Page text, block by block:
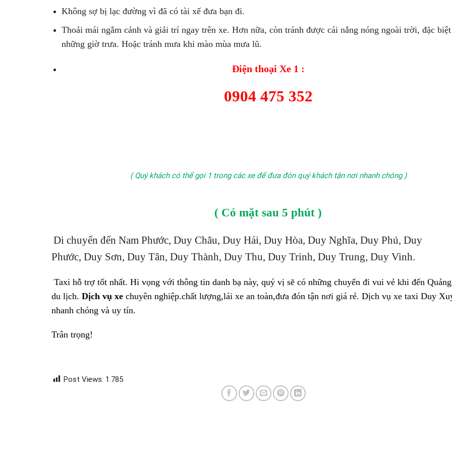
Không sợ bị lạc đường vì đã có tài xế đưa bạn đi.
Thoải mái ngắm cảnh và giải trí ngay trên xe. Hơn nữa, còn tránh được cái nắng nóng ngoài trời, đặc
những giờ trưa. Hoặc tránh mưa khi mào mùa mưa lũ.
Điện thoại Xe 1 :
0904 475 352
( Quý khách có thể gọi 1 trong các xe để đưa đón quý khách tận nơi nhanh chóng )
( Có mặt sau 5 phút )
Di chuyển đến Nam Phước, Duy Châu, Duy Hải, Duy Hòa, Duy Nghĩa, Duy Phú, Duy
Phước, Duy Sơn, Duy Tân, Duy Thành, Duy Thu, Duy Trinh, Duy Trung, Duy Vinh.
Taxi hỗ trợ tốt nhất. Hi vọng với thông tin danh bạ này, quý vị sẽ có những chuyến đi vui vẻ khi đến
du lịch. Dịch vụ xe chuyên nghiệp.chất lượng,lái xe an toàn,đưa đón tận nơi giá rẻ. Dịch vụ xe taxi Duy
nhanh chóng và uy tín.
Trân trọng!
Post Views: 1.785